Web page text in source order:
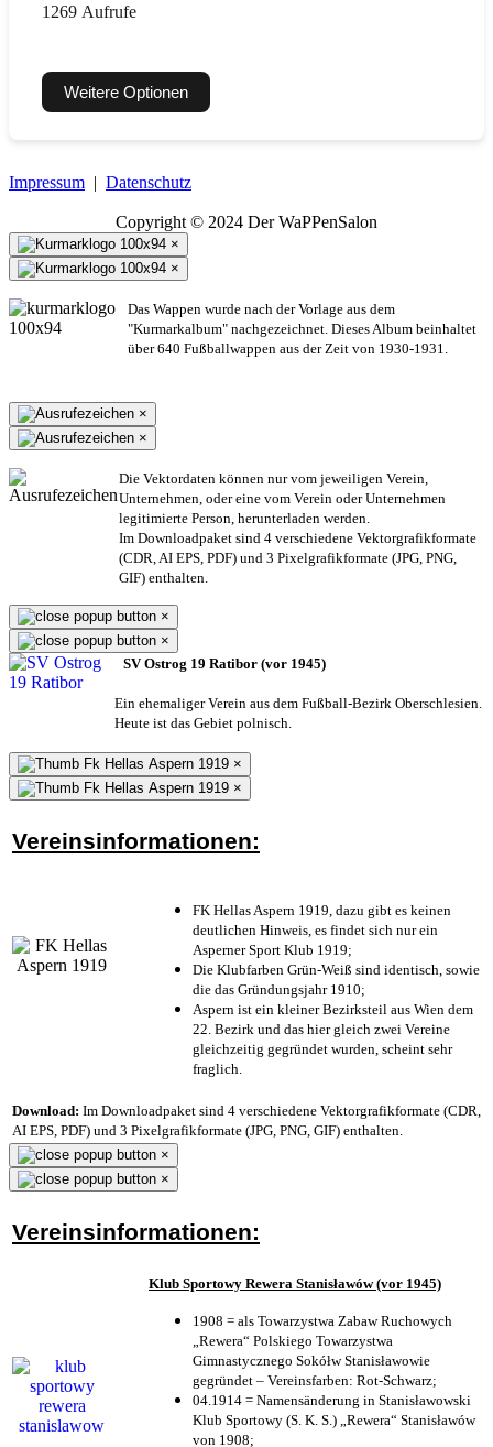
1269 Aufrufe
Weitere Optionen
Impressum | Datenschutz
Copyright © 2024 Der WaPPenSalon
×
×
Das Wappen wurde nach der Vorlage aus dem
"Kurmarkalbum" nachgezeichnet. Dieses Album beinhaltet
über 640 Fußballwappen aus der Zeit von 1930-1931.
×
×
Die Vektordaten können nur vom jeweiligen Verein,
Unternehmen, oder eine vom Verein oder Unternehmen
legitimierte Person, herunterladen werden.
Im Downloadpaket sind 4 verschiedene Vektorgrafikformate
(CDR, AI EPS, PDF) und 3 Pixelgrafikformate (JPG, PNG,
GIF) enthalten.
×
×
SV Ostrog 19 Ratibor (vor 1945)
Ein ehemaliger Verein aus dem Fußball-Bezirk Oberschlesien.
Heute ist das Gebiet polnisch.
×
×
Vereinsinformationen:
FK Hellas Aspern 1919, dazu gibt es keinen
deutlichen Hinweis, es findet sich nur ein
Asperner Sport Klub 1919;
Die Klubfarben Grün-Weiß sind identisch, sowie
die das Gründungsjahr 1910;
Aspern ist ein kleiner Bezirksteil aus Wien dem
22. Bezirk und das hier gleich zwei Vereine
gleichzeitig gegründet wurden, scheint sehr
fraglich.
Download: Im Downloadpaket sind 4 verschiedene Vektorgrafikformate (CDR,
AI EPS, PDF) und 3 Pixelgrafikformate (JPG, PNG, GIF) enthalten.
×
×
Vereinsinformationen:
Klub Sportowy Rewera Stanisławów (vor 1945)
1908 = als Towarzystwa Zabaw Ruchowych
„Rewera“ Polskiego Towarzystwa
Gimnastycznego Sokółw Stanisławowie
gegründet – Vereinsfarben: Rot-Schwarz;
04.1914 = Namensänderung in Stanisławowski
Klub Sportowy (S. K. S.) „Rewera“ Stanisławów
von 1908;